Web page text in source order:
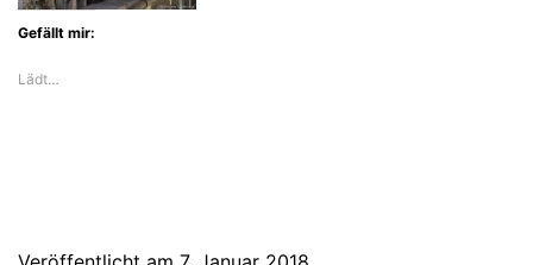
Gefällt mir:
Lädt…